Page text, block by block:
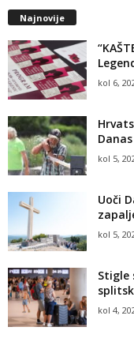
Najnovije
kol 6,
kol 5,
Uoči
kol 5,
Stigle
kol 4,